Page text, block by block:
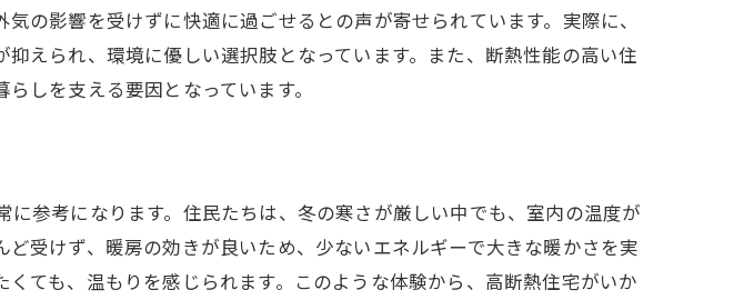
の影響を受けずに快適に過ごせるとの声が寄せられています。実際に、
えられ、環境に優しい選択肢となっています。また、断熱性能の高い住
しを支える要因となっています。
参考になります。住民たちは、冬の寒さが厳しい中でも、室内の温度が
受けず、暖房の効きが良いため、少ないエネルギーで大きな暖かさを実
ても、温もりを感じられます。このような体験から、高断熱住宅がいか